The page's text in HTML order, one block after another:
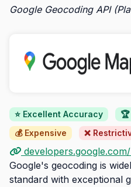
Google Geocoding API
⭐ Excellent Accuracy
💰 Expensive
❌
Google's geocoding is
standard with exceptional